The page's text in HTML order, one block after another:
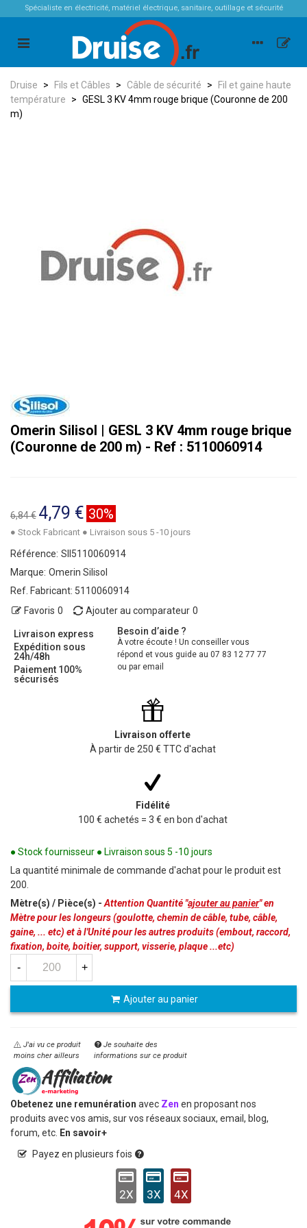
Spécialiste en électricité, matériel électrique, sanitaire, outillage et sécurité
Druise > Fils et Câbles > Câble de sécurité >
Fil et gaine haute
température
> GESL 3 KV 4mm rouge brique (Couronne de 200
m)
Omerin Silisol | GESL 3 KV 4mm rouge brique
(Couronne de 200 m) - Ref : 5110060914
6,84 € 4,79 € 30%
● Stock Fabricant ● Livraison sous 5 -10 jours
Référence: SII5110060914
Marque: Omerin Silisol
Ref. Fabricant: 5110060914
Favoris 0 Ajouter au comparateur 0
Livraison express
Expédition sous
24h/48h
Paiement 100%
sécurisés
Besoin d’aide ?
À votre écoute ! Un conseiller vous
répond et vous guide au 07 83 12 77 77
ou par email
Livraison offerte
À partir de 250 € TTC d'achat
Fidélité
100 € achetés = 3 € en bon d'achat
● Stock fournisseur ● Livraison sous 5 -10 jours
La quantité minimale de commande d'achat pour le produit est
200.
Mètre(s) / Pièce(s) - Attention Quantité "ajouter au panier" en
Mètre pour les longeurs (goulotte, chemin de câble, tube, câble,
gaine, ... etc) et à l'Unité pour les autres produits (embout, raccord,
fixation, boite, boitier, support, visserie, plaque ...etc)
- +
Ajouter au panier
J'ai vu ce produit
moins cher ailleurs
Je souhaite des
informations sur ce produit
Obetenez une remunération avec Zen en proposant nos
produits avec vos amis, sur vos réseaux sociaux, email, blog,
forum, etc. En savoir+
Payez en plusieurs fois
2X 3X 4X